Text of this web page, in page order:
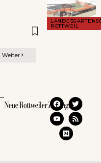
ROTTWEIL
Weiter